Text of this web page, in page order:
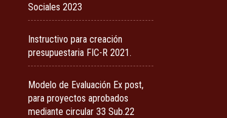
Sociales 2023
Instructivo para creación
presupuestaria FIC-R 2021.
Modelo de Evaluación Ex post,
para proyectos aprobados
mediante circular 33 Sub.22